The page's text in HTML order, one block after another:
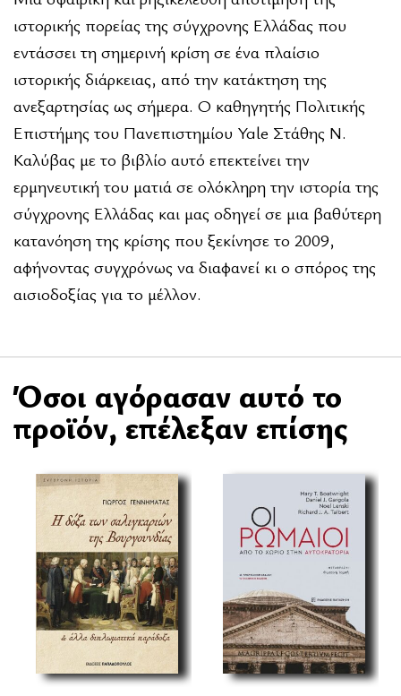
ιστορικής πορείας της σύγχρονης Ελλάδας που
εντάσσει τη σημερινή κρίση σε ένα πλαίσιο
ιστορικής διάρκειας, από την κατάκτηση της
ανεξαρτησίας ως σήμερα. Ο καθηγητής Πολιτικής
Επιστήμης του Πανεπιστημίου Yale Στάθης Ν.
Καλύβας με το βιβλίο αυτό επεκτείνει την
ερμηνευτική του ματιά σε ολόκληρη την ιστορία της
σύγχρονης Ελλάδας και μας οδηγεί σε μια βαθύτερη
κατανόηση της κρίσης που ξεκίνησε το 2009,
αφήνοντας συγχρόνως να διαφανεί κι ο σπόρος της
αισιοδοξίας για το μέλλον.
Όσοι αγόρασαν αυτό το
προϊόν, επέλεξαν επίσης